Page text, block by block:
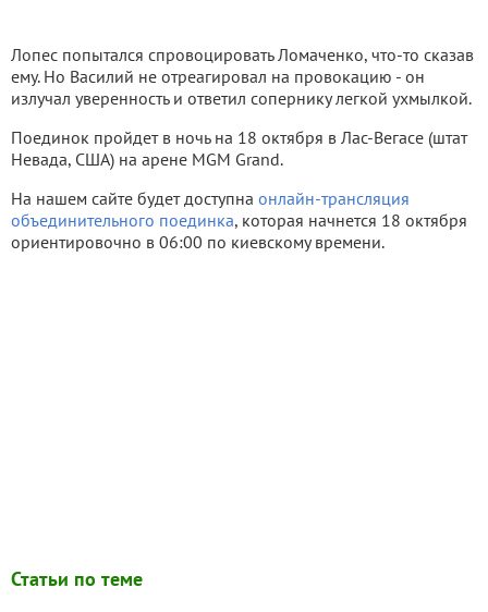
Лопес попытался спровоцировать Ломаченко, что-то сказав
ему. Но Василий не отреагировал на провокацию - он
излучал уверенность и ответил сопернику легкой ухмылкой.
Поединок пройдет в ночь на 18 октября в Лас-Вегасе (штат
Невада, США) на арене MGM Grand.
На нашем сайте будет доступна онлайн-трансляция
объединительного поединка, которая начнется 18 октября
ориентировочно в 06:00 по киевскому времени.
Статьи по теме